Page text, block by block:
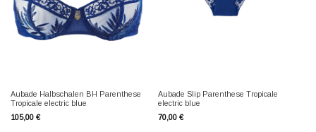
Aubade Halbschalen BH Parenthese
Tropicale electric blue
105,00 €
Aubade Slip Parenthese Tropicale
electric blue
70,00 €